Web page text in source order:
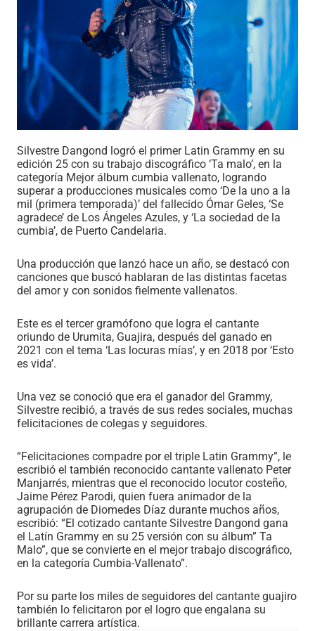
Silvestre Dangond logró el primer Latin Grammy en su
edición 25 con su trabajo discográfico ‘Ta malo’, en la
categoría Mejor álbum cumbia vallenato, logrando
superar a producciones musicales como ‘De la uno a la
mil (primera temporada)’ del fallecido Ómar Geles, ‘Se
agradece’ de Los Ángeles Azules, y ‘La sociedad de la
cumbia’, de Puerto Candelaria.
Una producción que lanzó hace un año, se destacó con
canciones que buscó hablaran de las distintas facetas
del amor y con sonidos fielmente vallenatos.
Este es el tercer gramófono que logra el cantante
oriundo de Urumita, Guajira, después del ganado en
2021 con el tema ‘Las locuras mías’, y en 2018 por ‘Esto
es vida’.
Una vez se conoció que era el ganador del Grammy,
Silvestre recibió, a través de sus redes sociales, muchas
felicitaciones de colegas y seguidores.
“Felicitaciones compadre por el triple Latin Grammy”, le
escribió el también reconocido cantante vallenato Peter
Manjarrés, mientras que el reconocido locutor costeño,
Jaime Pérez Parodi, quien fuera animador de la
agrupación de Diomedes Díaz durante muchos años,
escribió: “El cotizado cantante Silvestre Dangond gana
el Latín Grammy en su 25 versión con su álbum” Ta
Malo”, que se convierte en el mejor trabajo discográfico,
en la categoría Cumbia-Vallenato”.
Por su parte los miles de seguidores del cantante guajiro
también lo felicitaron por el logro que engalana su
brillante carrera artística.